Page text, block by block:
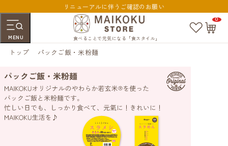
リニューアルに伴うご確認のお願い
MENU 食べることで元気になる「食スタイル」
お
気
カ
0
トップ パックご飯・米粉麺